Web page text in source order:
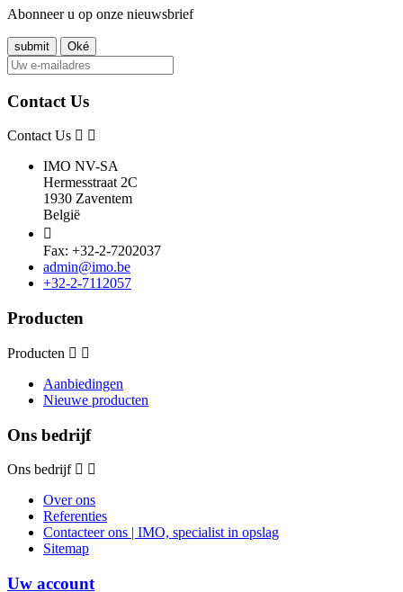
Abonneer u op onze nieuwsbrief
Contact Us
Contact Us
IMO NV-SA
Hermesstraat 2C
1930 Zaventem
België

Fax: +32-2-7202037
admin@imo.be
+32-2-7112057
Producten
Producten
Aanbiedingen
Nieuwe producten
Ons bedrijf
Ons bedrijf
Over ons
Referenties
Contacteer ons | IMO, specialist in opslag
Sitemap
Uw account